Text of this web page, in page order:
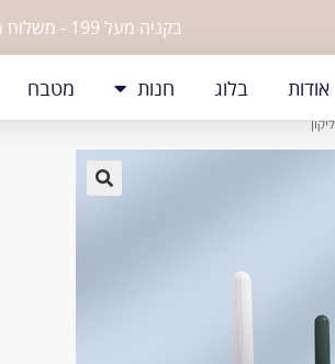
בקניה מעל 199 - משלוח חינם
אודות בלוג חנות מטבח